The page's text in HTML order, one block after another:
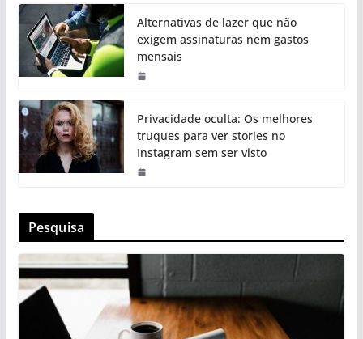
Alternativas de lazer que não
exigem assinaturas nem gastos
mensais
Privacidade oculta: Os melhores
truques para ver stories no
Instagram sem ser visto
Pesquisa